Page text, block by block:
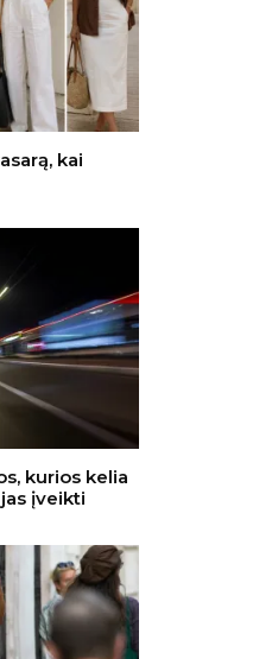
kai
kurios kelia
įveikti